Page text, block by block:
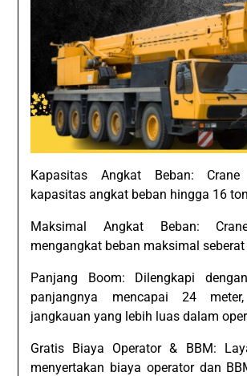
Kapasitas Angkat Beban:
kapasitas angkat beban hingga 16
Maksimal Angkat Beban:
mengangkat beban maksimal seberat
Panjang Boom: Dilengkapi
panjangnya mencapai 24 meter,
jangkauan yang lebih luas dalam
Gratis Biaya Operator & BBM:
menyertakan biaya operator dan